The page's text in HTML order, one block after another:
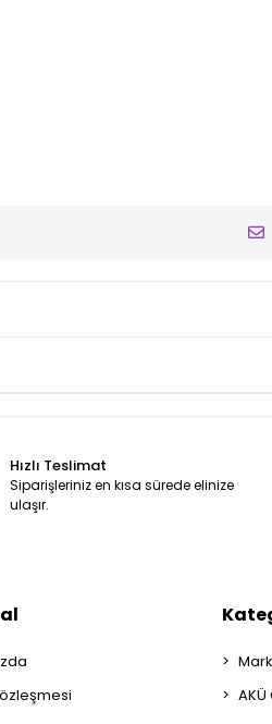
Hızlı Teslimat
Siparişleriniz en kısa sürede elinize
ulaşır.
AKÜ